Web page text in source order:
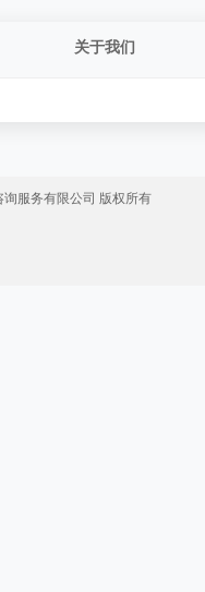
关于我们
服务有限公司 版权所有